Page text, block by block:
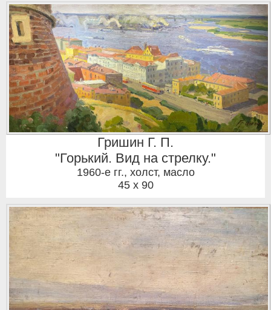
Гришин Г. П.
"Горький. Вид на стрелку."
1960-е гг., холст, масло
45 x 90